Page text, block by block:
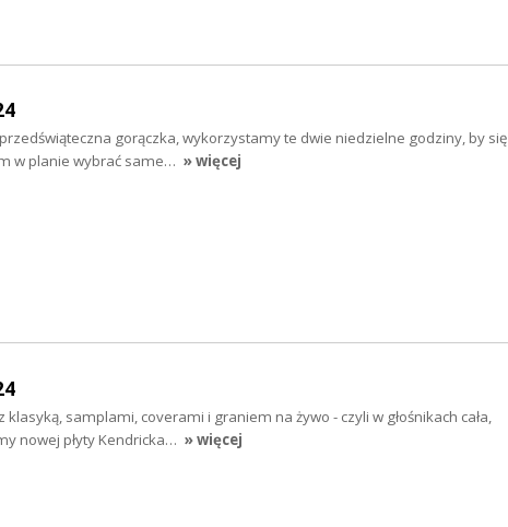
gorączka, wykorzystamy te dwie niedzielne godziny, by się
w planie wybrać same… » więcej
klasyką, samplami, coverami i graniem na żywo - czyli w głośnikach cała,
nowej płyty Kendricka… » więcej